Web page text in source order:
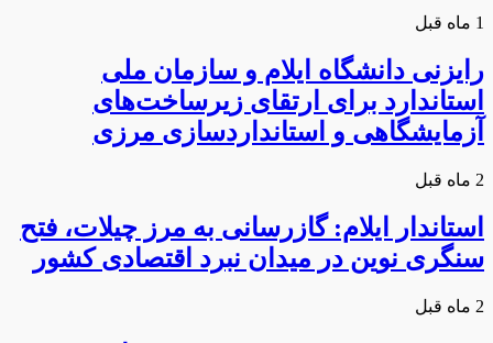
1 ماه قبل
رایزنی دانشگاه ایلام و سازمان ملی
استاندارد برای ارتقای زیرساخت‌های
آزمایشگاهی و استانداردسازی مرزی
2 ماه قبل
استاندار ایلام: گازرسانی به مرز چیلات، فتح
سنگری نوین در میدان نبرد اقتصادی کشور
2 ماه قبل